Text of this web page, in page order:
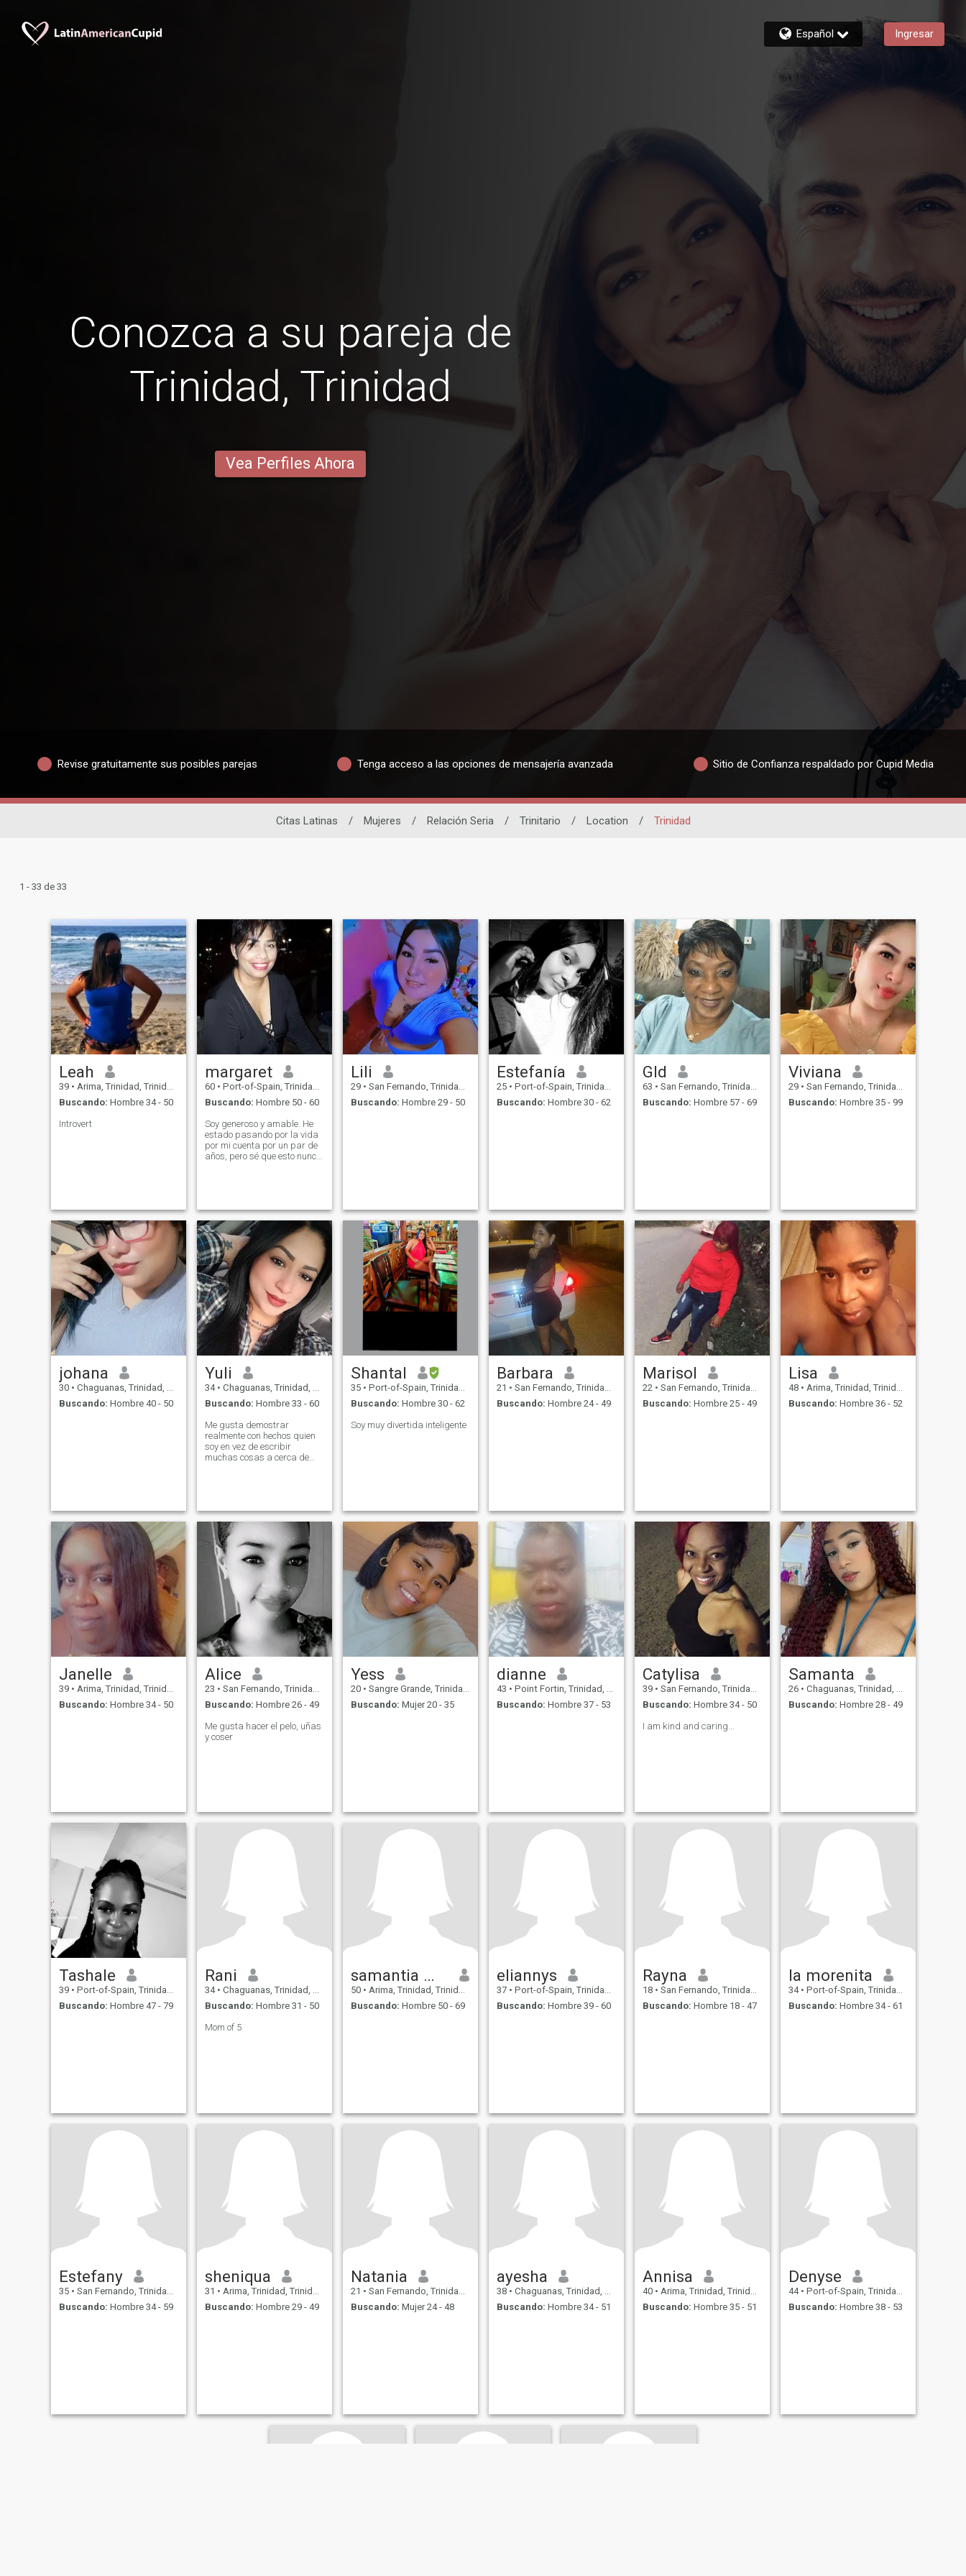
Español Ingresar
Conozca a su pareja de
Trinidad, Trinidad
Vea Perfiles Ahora
Revise gratuitamente sus posibles parejas Tenga acceso a las opciones de mensajería avanzada Sitio de Confianza respaldado por Cupid Media
Citas Latinas / Mujeres / Relación Seria / Trinitario / Location / Trinidad
1 - 33 de 33
Leah
39 • Arima, Trinidad, Trinidad y Tobago
Buscando: Hombre 34 - 50
Introvert
margaret
60 • Port-of-Spain, Trinidad, Trinidad y Tobago
Buscando: Hombre 50 - 60
Soy generoso y amable. He
estado pasando por la vida
por mi cuenta por un par de
años, pero sé que esto nunca
Lili
29 • San Fernando, Trinidad, Trinidad y Tobago
Buscando: Hombre 29 - 50
Estefanía
25 • Port-of-Spain, Trinidad, Trinidad y Tobago
Buscando: Hombre 30 - 62
Gld
63 • San Fernando, Trinidad, Trinidad y Tobago
Buscando: Hombre 57 - 69
Viviana
29 • San Fernando, Trinidad, Trinidad y Tobago
Buscando: Hombre 35 - 99
johana
30 • Chaguanas, Trinidad, Trinidad y Tobago
Buscando: Hombre 40 - 50
Yuli
34 • Chaguanas, Trinidad, Trinidad y Tobago
Buscando: Hombre 33 - 60
Me gusta demostrar
realmente con hechos quien
soy en vez de escribir
muchas cosas a cerca de
Shantal
35 • Port-of-Spain, Trinidad, Trinidad y Tobago
Buscando: Hombre 30 - 62
Soy muy divertida inteligente
Barbara
21 • San Fernando, Trinidad, Trinidad y Tobago
Buscando: Hombre 24 - 49
Marisol
22 • San Fernando, Trinidad, Trinidad y Tobago
Buscando: Hombre 25 - 49
Lisa
48 • Arima, Trinidad, Trinidad y Tobago
Buscando: Hombre 36 - 52
Janelle
39 • Arima, Trinidad, Trinidad y Tobago
Buscando: Hombre 34 - 50
Alice
23 • San Fernando, Trinidad, Trinidad y Tobago
Buscando: Hombre 26 - 49
Me gusta hacer el pelo, uñas
y coser
Yess
20 • Sangre Grande, Trinidad, Trinidad y Tobago
Buscando: Mujer 20 - 35
dianne
43 • Point Fortin, Trinidad, Trinidad y Tobago
Buscando: Hombre 37 - 53
Catylisa
39 • San Fernando, Trinidad, Trinidad y Tobago
Buscando: Hombre 34 - 50
I am kind and caring...
Samanta
26 • Chaguanas, Trinidad, Trinidad y Tobago
Buscando: Hombre 28 - 49
Tashale
39 • Port-of-Spain, Trinidad, Trinidad y Tobago
Buscando: Hombre 47 - 79
Rani
34 • Chaguanas, Trinidad, Trinidad y Tobago
Buscando: Hombre 31 - 50
Mom of 5
samantia Williams
50 • Arima, Trinidad, Trinidad y Tobago
Buscando: Hombre 50 - 69
eliannys
37 • Port-of-Spain, Trinidad, Trinidad y Tobago
Buscando: Hombre 39 - 60
Rayna
18 • San Fernando, Trinidad, Trinidad y Tobago
Buscando: Hombre 18 - 47
la morenita
34 • Port-of-Spain, Trinidad, Trinidad y Tobago
Buscando: Hombre 34 - 61
Estefany
35 • San Fernando, Trinidad, Trinidad y Tobago
Buscando: Hombre 34 - 59
sheniqua
31 • Arima, Trinidad, Trinidad y Tobago
Buscando: Hombre 29 - 49
Natania
21 • San Fernando, Trinidad, Trinidad y Tobago
Buscando: Mujer 24 - 48
ayesha
38 • Chaguanas, Trinidad, Trinidad y Tobago
Buscando: Hombre 34 - 51
Annisa
40 • Arima, Trinidad, Trinidad y Tobago
Buscando: Hombre 35 - 51
Denyse
44 • Port-of-Spain, Trinidad, Trinidad y Tobago
Buscando: Hombre 38 - 53